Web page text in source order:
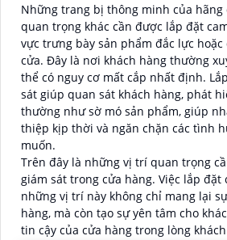
Những trang bị thông minh của
quan trọng khác cần được lắp đặt
vực trưng bày sản phẩm đắc lực
cửa. Đây là nơi khách hàng thường
thể có nguy cơ mất cắp nhất định.
sát giúp quan sát khách hàng, phát
thường như sờ mó sản phẩm, giúp
thiệp kịp thời và ngăn chặn các tình
muốn.
Trên đây là những vị trí quan trọng
giám sát trong cửa hàng. Việc lắp đặt
những vị trí này không chỉ mang lại
hàng, mà còn tạo sự yên tâm cho
tin cậy của cửa hàng trong lòng